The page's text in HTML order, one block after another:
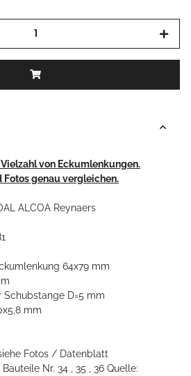
von Eckumlenkungen.
Fotos genau vergleichen.
ALCOA Reynaers
64x79 mm
D=5 mm
mm
Fotos / Datenblatt
Nr. 34 , 35 , 36 Quelle: